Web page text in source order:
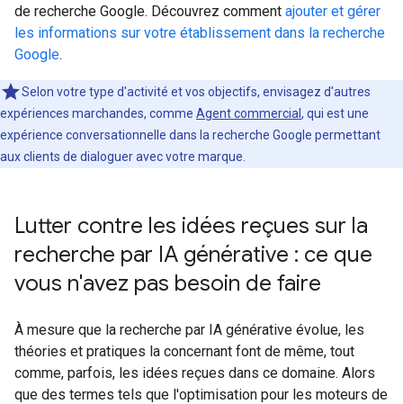
de recherche Google. Découvrez comment ajouter et gérer
les informations sur votre établissement dans la recherche
Google.
Selon votre type d'activité et vos objectifs, envisagez d'autres
expériences marchandes, comme Agent commercial , qui est une
expérience conversationnelle dans la recherche Google permettant
aux clients de dialoguer avec votre marque.
Lutter contre les idées reçues sur la
recherche par IA générative : ce que
vous n'avez pas besoin de faire
À mesure que la recherche par IA générative évolue, les
théories et pratiques la concernant font de même, tout
comme, parfois, les idées reçues dans ce domaine. Alors
que des termes tels que l'optimisation pour les moteurs de